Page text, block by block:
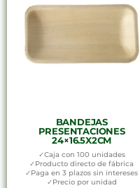
BANDEJAS
PRESENTACIONES
24×16.5X2CM
✓Caja con 100 unidades
✓Producto directo de fábrica
✓Paga en 3 plazos sin intereses
✓Precio por unidad